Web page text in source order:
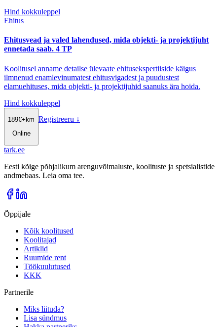
Hind kokkuleppel
Ehitus
Ehitusvead ja valed lahendused, mida objekti- ja projektijuht
ennetada saab. 4 TP
Koolitusel anname detailse ülevaate ehitusekspertiiside käigus
ilmnenud enamlevinumatest ehitusvigadest ja puudustest
elamuehituses, mida objekti- ja projektijuhid saanuks ära hoida.
Hind kokkuleppel
189€+km
Online
Registreeru ↓
tark.ee
Eesti kõige põhjalikum arenguvõimaluste, koolituste ja spetsialistide
andmebaas. Leia oma tee.
Õppijale
Kõik koolitused
Koolitajad
Artiklid
Ruumide rent
Töökuulutused
KKK
Partnerile
Miks liituda?
Lisa sündmus